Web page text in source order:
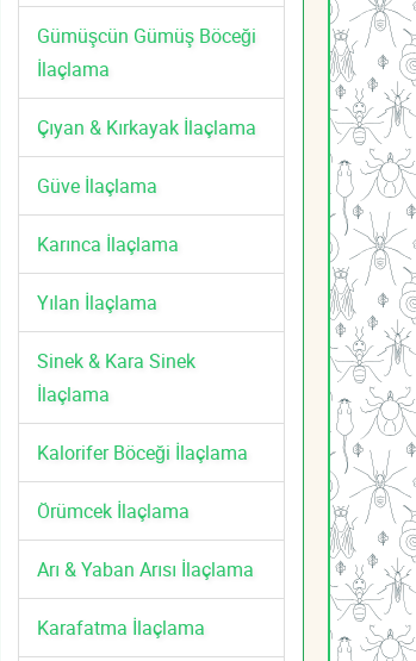
Gümüşcün Gümüş Böceği
İlaçlama
Çıyan & Kırkayak İlaçlama
Güve İlaçlama
Karınca İlaçlama
Yılan İlaçlama
Sinek & Kara Sinek
İlaçlama
Kalorifer Böceği İlaçlama
Örümcek İlaçlama
Arı & Yaban Arısı İlaçlama
Karafatma İlaçlama